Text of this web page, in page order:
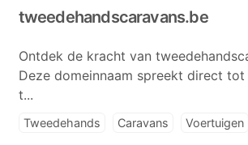
tweedehandscaravans.be
Ontdek de kracht van
Deze domeinnaam spreekt direct
t...
Tweedehands Caravans Voertuigen